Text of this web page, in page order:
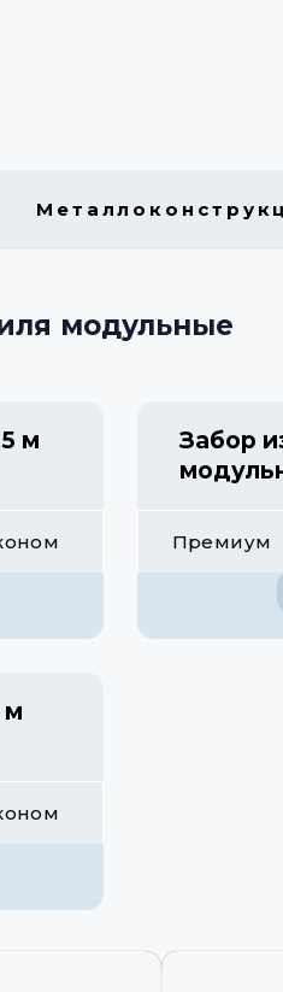
модульные
м
Забор
Премиум
м